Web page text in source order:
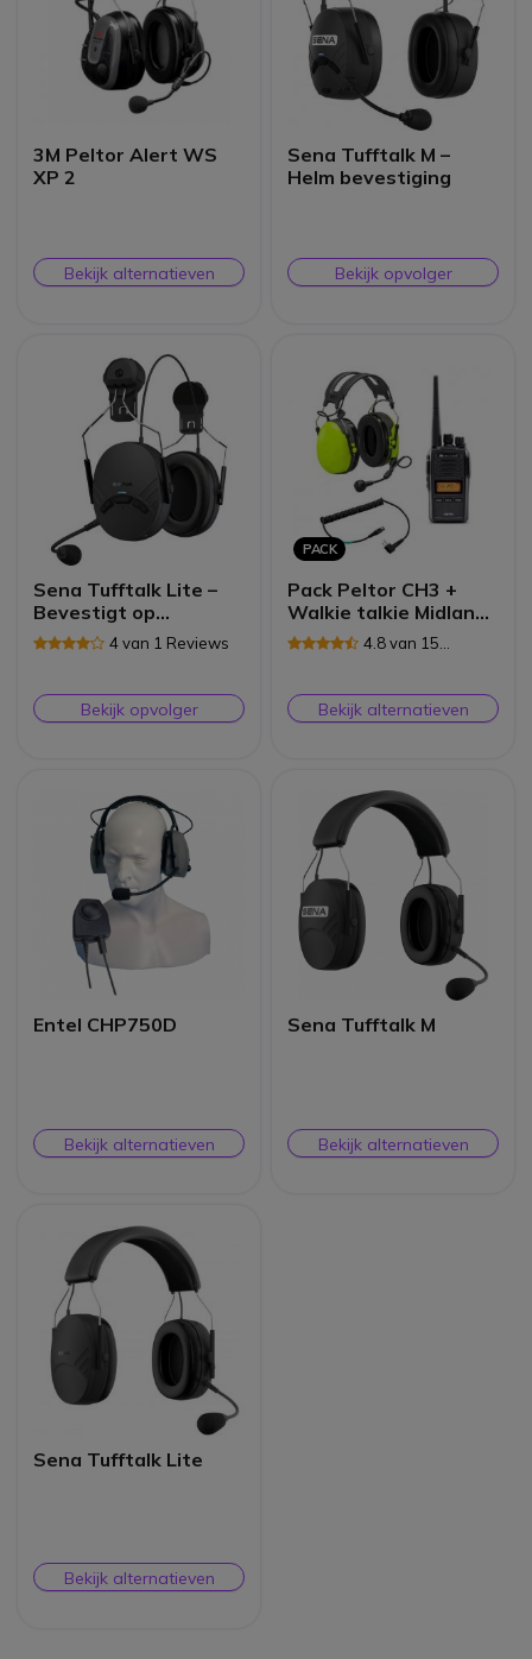
3M Peltor Alert WS
XP 2
Bekijk alternatieven
Sena Tufftalk M –
Helm bevestiging
Bekijk opvolger
Sena Tufftalk Lite –
Bevestigt op
hoofdtelefoon4 van 1 Reviews
Bekijk opvolger
PACK
Pack Peltor CH3 +
Walkie talkie Midland
G18 Pro 4.8 van 15
Bekijk alternatieven
Entel CHP750D
Bekijk alternatieven
Sena Tufftalk M
Bekijk alternatieven
Sena Tufftalk Lite
Bekijk alternatieven